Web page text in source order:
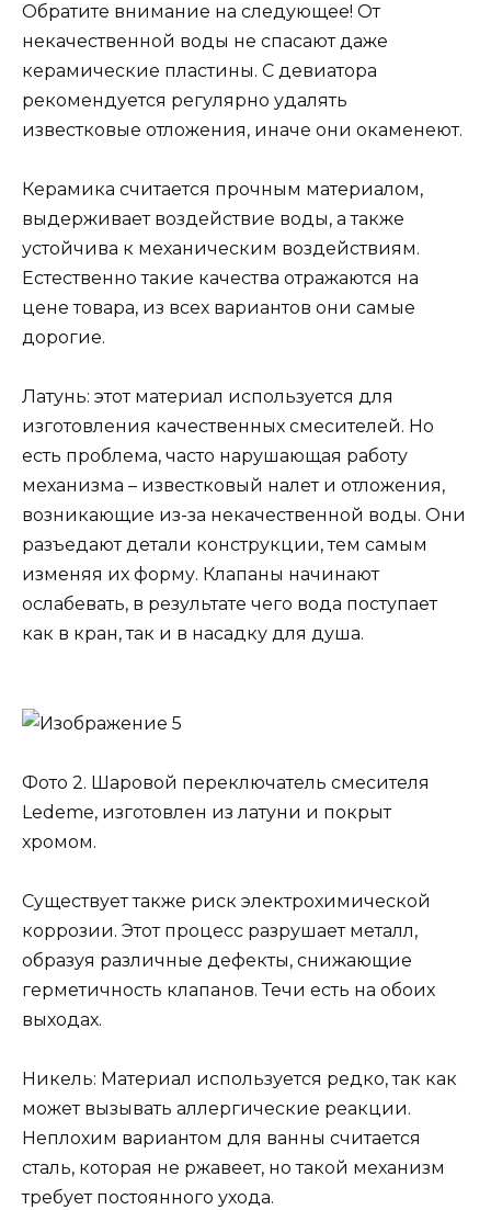
Обратите внимание на следующее! От
некачественной воды не спасают даже
керамические пластины. С девиатора
рекомендуется регулярно удалять
известковые отложения, иначе они окаменеют.
Керамика считается прочным материалом,
выдерживает воздействие воды, а также
устойчива к механическим воздействиям.
Естественно такие качества отражаются на
цене товара, из всех вариантов они самые
дорогие.
Латунь: этот материал используется для
изготовления качественных смесителей. Но
есть проблема, часто нарушающая работу
механизма – известковый налет и отложения,
возникающие из-за некачественной воды. Они
разъедают детали конструкции, тем самым
изменяя их форму. Клапаны начинают
ослабевать, в результате чего вода поступает
как в кран, так и в насадку для душа.
Фото 2. Шаровой переключатель смесителя
Ledeme, изготовлен из латуни и покрыт
хромом.
Существует также риск электрохимической
коррозии. Этот процесс разрушает металл,
образуя различные дефекты, снижающие
герметичность клапанов. Течи есть на обоих
выходах.
Никель: Материал используется редко, так как
может вызывать аллергические реакции.
Неплохим вариантом для ванны считается
сталь, которая не ржавеет, но такой механизм
требует постоянного ухода.